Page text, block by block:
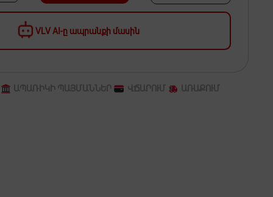
VLV AI-ը ապրանքի մասին
ԱՊԱՌԻԿԻ ՊԱՅՄԱՆՆԵՐ ՎՃԱՐՈՒՄ ԱՌԱՔՈՒՄ